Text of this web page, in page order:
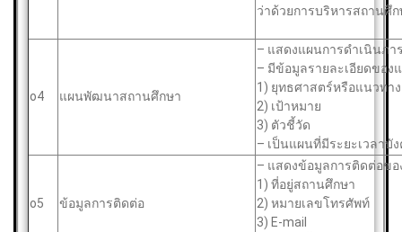
ว่าด้วยการบริหารสถานศึ
o4 แผนพัฒนาสถานศึกษา
– แสดงแผนการดำเนินภา
– มีข้อมูลรายละเอียดของ
1) ยุทธศาสตร์หรือแนวทาง
2) เป้าหมาย
3) ตัวชี้วัด
– เป็นแผนที่มีระยะเวลา
o5 ข้อมูลการติดต่อ
– แสดงข้อมูลการติดต่อขอ
1) ที่อยู่สถานศึกษา
2) หมายเลขโทรศัพท์
3) E-mail